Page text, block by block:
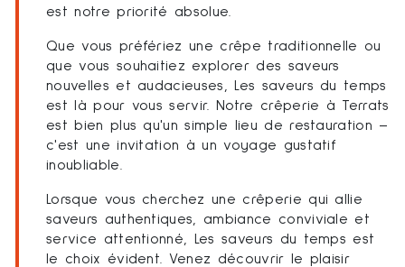
est notre priorité absolue.
Que vous préfériez une crêpe traditionnelle ou
que vous souhaitiez explorer des saveurs
nouvelles et audacieuses, Les saveurs du temps
est là pour vous servir. Notre crêperie à Terrats
est bien plus qu'un simple lieu de restauration –
c'est une invitation à un voyage gustatif
inoubliable.
Lorsque vous cherchez une crêperie qui allie
saveurs authentiques, ambiance conviviale et
service attentionné, Les saveurs du temps est
le choix évident. Venez découvrir le plaisir